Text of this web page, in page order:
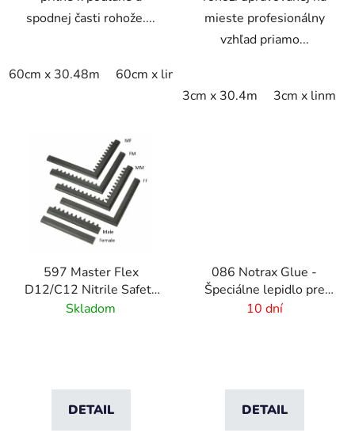
spodnej časti rohože....
60cm x 30.48m 60cm x linm
mieste profesionálny
vzhľad priamo...
3cm x 30.4m 3cm x linm
597 Master Flex
D12/C12 Nitrile Safety
Ramps - Pripojiteľné
Skladom
DETAIL
086 Notrax Glue -
Špeciálne lepidlo pre
rohožové systémy
10 dní
DETAIL